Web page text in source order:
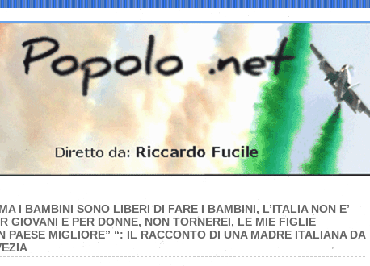
I BAMBINI SONO LIBERI DI FARE I BAMBINI, L’ITALIA NON E’
GIOVANI E PER DONNE, NON TORNEREI, LE MIE FIGLIE
PAESE MIGLIORE” “: IL RACCONTO DI UNA MADRE ITALIANA DA